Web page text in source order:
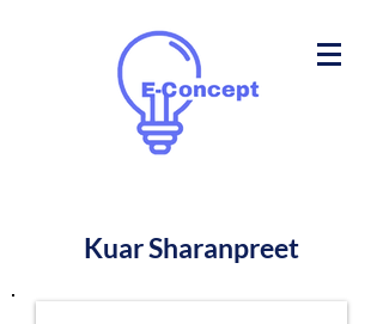
Kuar Sharanpreet